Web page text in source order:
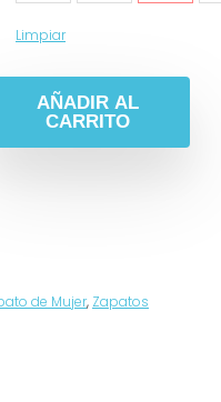
Limpiar
AÑADIR AL
CARRITO
de Mujer, Zapatos